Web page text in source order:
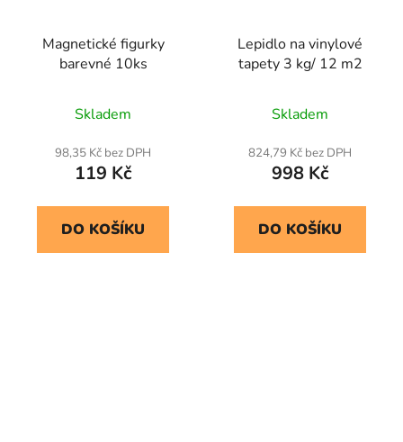
Magnetické figurky
barevné 10ks
Skladem
98,35 Kč bez DPH
119 Kč
DO KOŠÍKU
Lepidlo na vinylové
tapety 3 kg/ 12 m2
Skladem
824,79 Kč bez DPH
998 Kč
DO KOŠÍKU